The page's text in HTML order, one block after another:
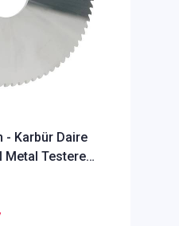
- Karbür Daire
Metal Testere
Z=80